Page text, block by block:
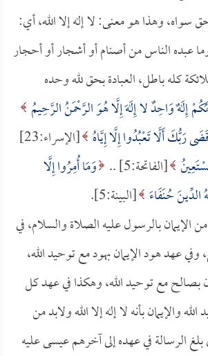
سواه، وهذا هو معنى: لا إله إلا الله، أي:
عبده الناس من أصنام أو أشجار أو أحجار
كله باطل، العبادة بحق لله وحده
إِلَهٌ وَاحِدٌ لا إِلَهَ إِلَّا هُوَ الرَّحْمَنُ الرَّحِيمُ
رَبُّكَ أَلَّا تَعْبُدُوا إِلَّا إِيَّاهُ
[الإسراء:23]
[الفاتحة:5] ..
وَمَا أُمِرُوا إِلَّا
الدِّينَ حُنَفَاءَ [البينة:5].
الإيمان بالرسول عليه الصلاة والسلام، في
وفي عهد هود الإيمان بهود مع توحيد الله،
بـصالح مع توحيد الله، وهكذا في عهد كل
والإيمان بأنه لا إله إلا الله ولابد من
بلغ الرسالة في عهده إلى آخرهم عيسى عليه